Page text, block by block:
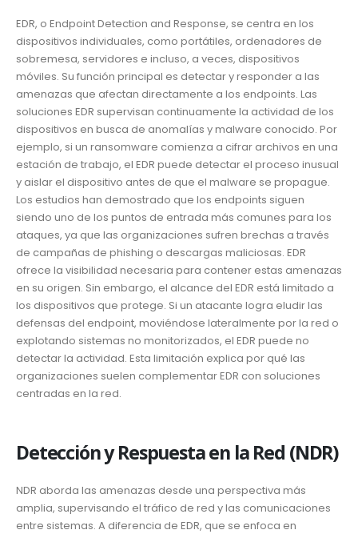
EDR, o Endpoint Detection and Response, se centra en los
dispositivos individuales, como portátiles, ordenadores de
sobremesa, servidores e incluso, a veces, dispositivos
móviles. Su función principal es detectar y responder a las
amenazas que afectan directamente a los endpoints. Las
soluciones EDR supervisan continuamente la actividad de los
dispositivos en busca de anomalías y malware conocido. Por
ejemplo, si un ransomware comienza a cifrar archivos en una
estación de trabajo, el EDR puede detectar el proceso inusual
y aislar el dispositivo antes de que el malware se propague.
Los estudios han demostrado que los endpoints siguen
siendo uno de los puntos de entrada más comunes para los
ataques, ya que las organizaciones sufren brechas a través
de campañas de phishing o descargas maliciosas. EDR
ofrece la visibilidad necesaria para contener estas amenazas
en su origen. Sin embargo, el alcance del EDR está limitado a
los dispositivos que protege. Si un atacante logra eludir las
defensas del endpoint, moviéndose lateralmente por la red o
explotando sistemas no monitorizados, el EDR puede no
detectar la actividad. Esta limitación explica por qué las
organizaciones suelen complementar EDR con soluciones
centradas en la red.
Detección y Respuesta en la Red (NDR)
NDR aborda las amenazas desde una perspectiva más
amplia, supervisando el tráfico de red y las comunicaciones
entre sistemas. A diferencia de EDR, que se enfoca en